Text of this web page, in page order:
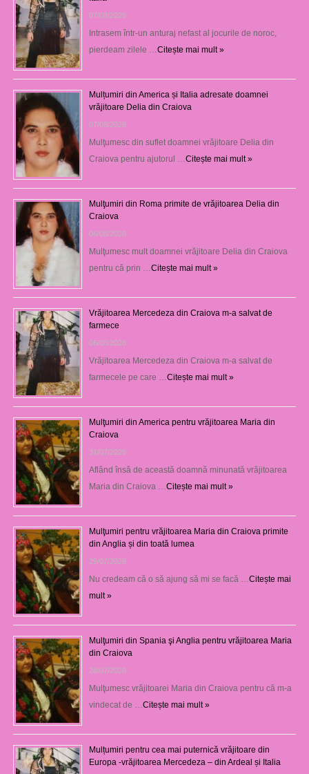
07/08/2026
Intrasem într-un anturaj nefast al jocurile de noroc,
pierdeam zilele … Citește mai mult »
Mulțumiri din America și Italia adresate doamnei
vrăjitoare Delia din Craiova
07/08/2026
Mulţumesc din suflet doamnei vrăjitoare Delia din
Craiova pentru ajutorul … Citește mai mult »
Mulţumiri din Roma primite de vrăjitoarea Delia din
Craiova
06/08/2026
Mulţumesc mult doamnei vrăjitoare Delia din Craiova
pentru că prin … Citește mai mult »
Vrăjitoarea Mercedeza din Craiova m-a salvat de
farmece
06/08/2026
Vrăjitoarea Mercedeza din Craiova m-a salvat de
farmecele pe care … Citește mai mult »
Mulţumiri din America pentru vrăjitoarea Maria din
Craiova
31/07/2026
Aflând însă de această doamnă minunată vrăjitoarea
Maria din Craiova … Citește mai mult »
Mulţumiri pentru vrăjitoarea Maria din Craiova primite
din Anglia și din toată lumea
29/07/2026
Nu credeam că o să ajung să mi se facă … Citește mai
mult »
Mulţumiri din Spania şi Anglia pentru vrăjitoarea Maria
din Craiova
28/07/2026
Mulţumesc vrăjitoarei Maria din Craiova pentru că m-a
vindecat de … Citește mai mult »
Mulțumiri pentru cea mai puternică vrăjitoare din
Europa -vrăjitoarea Mercedeza – din Ardeal și Italia